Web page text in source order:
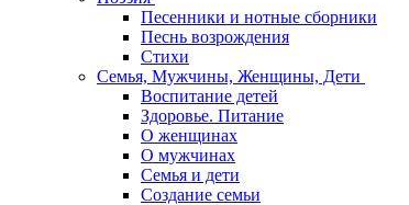
Песенники и нотные сборники
Песнь возрождения
Стихи
Семья, Мужчины, Женщины, Дети
Воспитание детей
Здоровье. Питание
О женщинах
О мужчинах
Семья и дети
Создание семьи